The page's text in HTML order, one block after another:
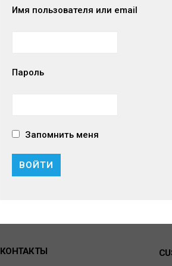
Имя пользователя или email
Пароль
Запомнить меня
КОНТАКТЫ